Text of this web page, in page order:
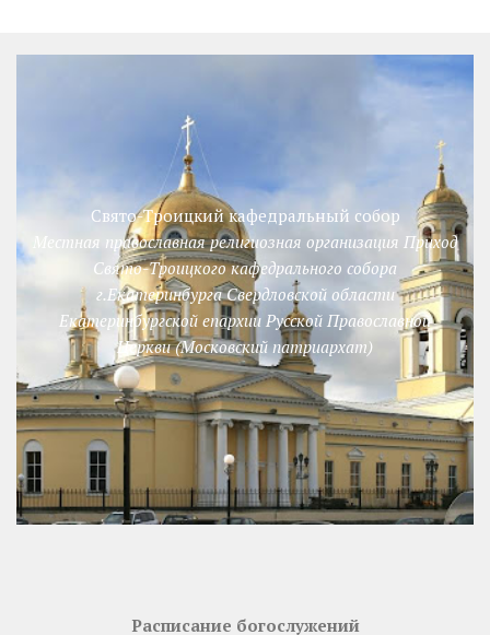
Свято-Троицкий кафедральный собор
Местная православная религиозная организация Приход
Свято-Троицкого кафедрального собора
г.Екатеринбурга Свердловской области
Екатеринбургской епархии Русской Православной
Церкви (Московский патриархат)
Расписание богослужений